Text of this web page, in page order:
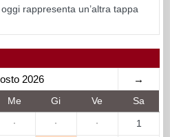
rappresenta un’altra tappa
2026 →
Me Gi Ve Sa
· · · 1